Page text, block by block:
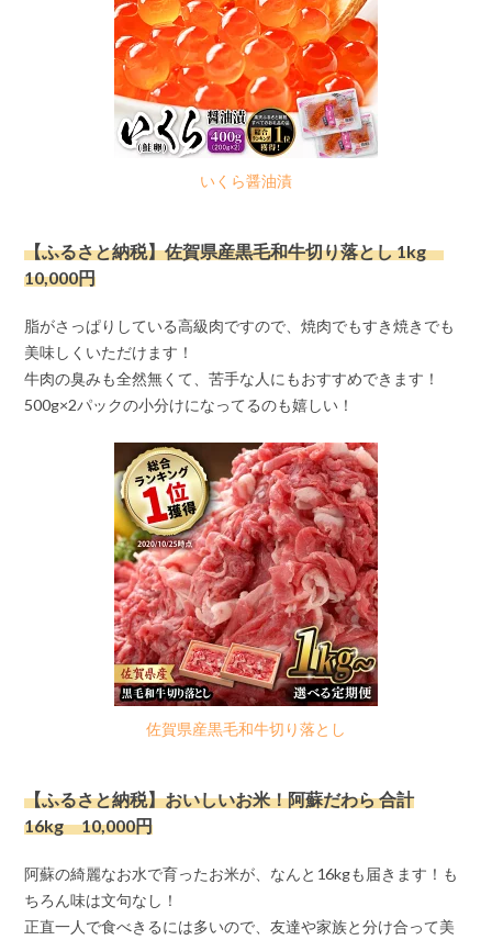
いくら醤油漬
【ふるさと納税】佐賀県産黒毛和牛切り落とし 1kg
10,000円
脂がさっぱりしている高級肉ですので、焼肉でもすき焼きでも
美味しくいただけます！
牛肉の臭みも全然無くて、苦手な人にもおすすめできます！
500g×2パックの小分けになってるのも嬉しい！
佐賀県産黒毛和牛切り落とし
【ふるさと納税】おいしいお米！阿蘇だわら 合計
16kg 10,000円
阿蘇の綺麗なお水で育ったお米が、なんと16kgも届きます！も
ちろん味は文句なし！
正直一人で食べきるには多いので、友達や家族と分け合って美